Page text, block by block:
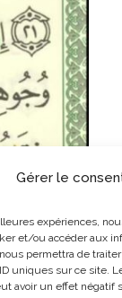
Gérer le
expériences,
et/ou accéder aux
permettra de
uniques sur ce site.
avoir un effet négatif